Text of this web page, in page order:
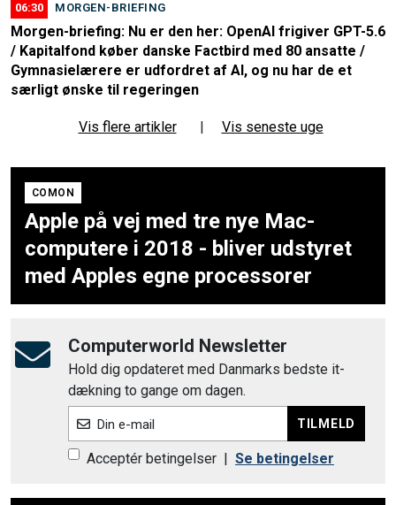
06:30 MORGEN-BRIEFING
Morgen-briefing: Nu er den her: OpenAI frigiver GPT-5.6
/ Kapitalfond køber danske Factbird med 80 ansatte /
Gymnasielærere er udfordret af AI, og nu har de et
særligt ønske til regeringen
Vis flere artikler | Vis seneste uge
COMON
Apple på vej med tre nye Mac-
computere i 2018 - bliver udstyret
med Apples egne processorer
Computerworld Newsletter
Hold dig opdateret med Danmarks bedste it-
dækning to gange om dagen.
Din e-mail TILMELD
Acceptér betingelser | Se betingelser